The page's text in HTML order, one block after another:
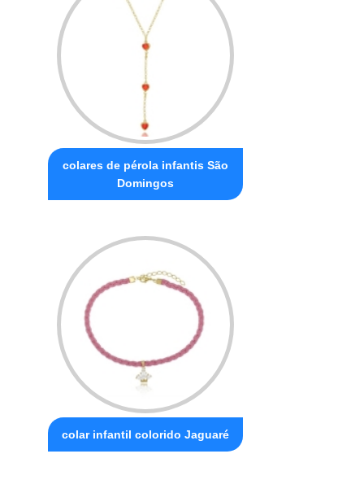
colares de pérola infantis São
Domingos
colar infantil colorido Jaguaré